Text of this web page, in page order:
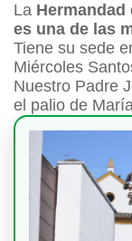
La Hermandad
es una de las
Tiene su sede
Miércoles
Nuestro Padre
el palio de